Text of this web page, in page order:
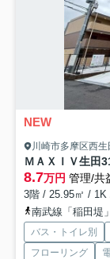
NEW
川崎市多摩区西生
ＭＡＸＩＶ生田
8.7万円 管理/共
3階 / 25.95㎡ / 1K
南武線「稲田堤
バス・トイレ別
フローリング